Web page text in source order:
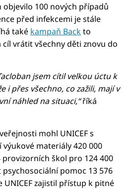
100 nových případů
před infekcemi je stále
také kampaň Back to
vrátit všechny děti znovu do
jsem cítil velkou úctu k
i přes všechno, co zažili, mají v
náhled na situaci,“říká
mohl UNICEF s
materiály 420 000
škol pro 124 400
pomoc 13 576
UNICEF zajistil přístup k pitné